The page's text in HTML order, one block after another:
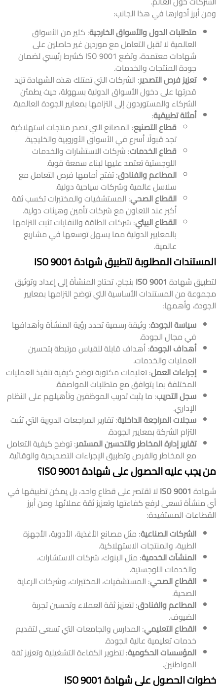
ومن أبرز أدوارها في هذا الجانب:
متطلبات الدول والأسواق الخارجية: كثير من الأسواق
العالمية لا تقبل التعامل مع موردين غير حاصلين على
شهادات معتمدة، وتضع ISO 9001 كشرط رئيسي لضمان
جودة المنتجات والخدمات.
تعزيز فرص التصدير: الشركات التي تمتلك هذه الشهادة تزيد
قدرتها على دخول الأسواق الدولية بسهولة، حيث يطمئن
الشركاء والمستوردون إلى التزامها بمعايير الجودة العالمية.
أمثلة تطبيقية:
قطاع التصنيع: المصانع التي تصدر منتجات استهلاكية
تجد قبولًا أسرع في الأسواق الأوروبية والخليجية.
قطاع الخدمات: شركات الاستشارات والخدمات
اللوجستية تعتمد عليها لبناء سمعة قوية.
المطاعم والفنادق: تفتح أمامها فرص التعامل مع
سلاسل عالمية وشركات سياحية دولية.
القطاع الصحي: المستشفيات والمختبرات تكسب ثقة
أكبر عند التعاون مع شركات تأمين وهيئات دولية.
القطاع البيئي: شركات الطاقة والنفايات تثبت التزامها
بالمعايير الدولية مما يسهل توسعها في مشاريع
عالمية.
المستندات المطلوبة لتطبيق شهادة ISO 9001
لتطبيق شهادة ISO 9001 بنجاح، تحتاج المنشأة إلى إعداد وتوثيق
مجموعة من المستندات الأساسية التي توضح التزامها بمعايير
الجودة، وأهمها:
سياسة الجودة: وثيقة رسمية تحدد رؤية المنشأة وأهدافها
في مجال الجودة.
أهداف الجودة: أهداف قابلة للقياس مرتبطة بتحسين
العمليات والخدمات.
إجراءات العمل: تعليمات مكتوبة توضح كيفية تنفيذ العمليات
المختلفة بما يتوافق مع متطلبات المواصفة.
سجل التدريب: ما يثبت تدريب الموظفين وتأهيلهم على النظام
الإداري.
سجلات المراجعة الداخلية: تقارير المراجعات الدورية التي تثبت
التزام الشركة بمعايير الجودة.
تقارير إدارة المخاطر والتحسين المستمر: توضح كيفية التعامل
مع المخاطر والفرص وتطبيق الإجراءات التصحيحية والوقائية.
من يجب عليه الحصول على شهادة ISO 9001؟
شهادة ISO 9001 لا تقتصر على قطاع واحد، بل يمكن تطبيقها في
أي منشأة تسعى لرفع كفاءتها وتعزيز ثقة عملائها. ومن أبرز
القطاعات المستفيدة:
الشركات الصناعية: مثل مصانع الأغذية، الأدوية، الأجهزة
الطبية، والمنتجات الاستهلاكية.
المنشآت الخدمية: مثل البنوك، شركات الاستشارات،
والخدمات اللوجستية.
القطاع الصحي: المستشفيات، المختبرات، وشركات الرعاية
الصحية.
المطاعم والفنادق: لتعزيز ثقة العملاء وتحسين تجربة
الضيوف.
القطاع التعليمي: المدارس والجامعات التي تسعى لتقديم
خدمات تعليمية عالية الجودة.
المؤسسات الحكومية: لتطوير الكفاءة التشغيلية وتعزيز ثقة
المواطنين.
خطوات الحصول على شهادة ISO 9001